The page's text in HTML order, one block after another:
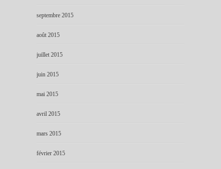
septembre 2015
août 2015
juillet 2015
juin 2015
mai 2015
avril 2015
mars 2015
février 2015